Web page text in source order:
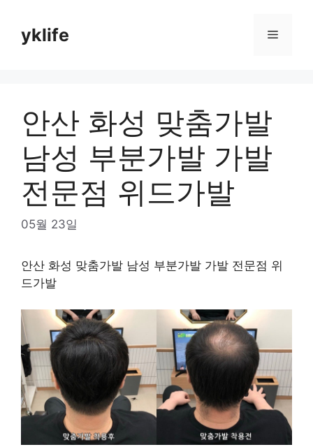
contentyklife Menu
안산 화성 맞춤가발
남성 부분가발 가발
전문점 위드가발
05월 23일
안산 화성 맞춤가발 남성 부분가발 가발 전문점 위
드가발